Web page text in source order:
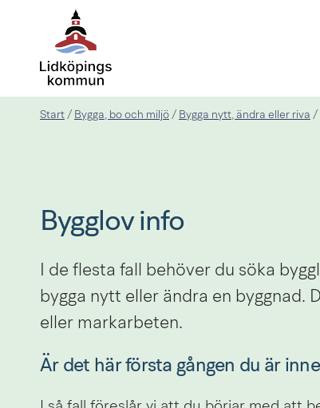
Start / Bygga, bo och miljö / Bygga nytt, ändra eller riva /
Bygglov info
I de flesta fall behöver du söka
bygga nytt eller ändra en byggnad.
eller markarbeten.
Är det här första gången du är